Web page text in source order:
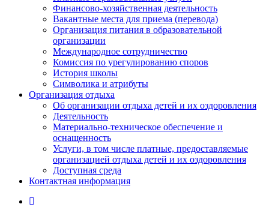
Финансово-хозяйственная деятельность
Вакантные места для приема (перевода)
Организация питания в образовательной
организации
Международное сотрудничество
Комиссия по урегулированию споров
История школы
Символика и атрибуты
Организация отдыха
Об организации отдыха детей и их оздоровления
Деятельность
Материально-техническое обеспечение и
оснащенность
Услуги, в том числе платные, предоставляемые
организацией отдыха детей и их оздоровления
Доступная среда
Контактная информация